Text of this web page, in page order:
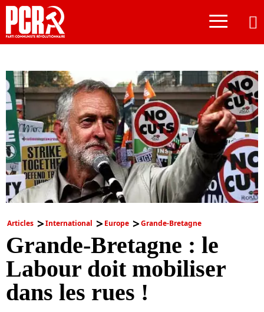
≡
Articles International Europe Grande-Bretagne
Grande-Bretagne : le
Labour doit mobiliser
dans les rues !